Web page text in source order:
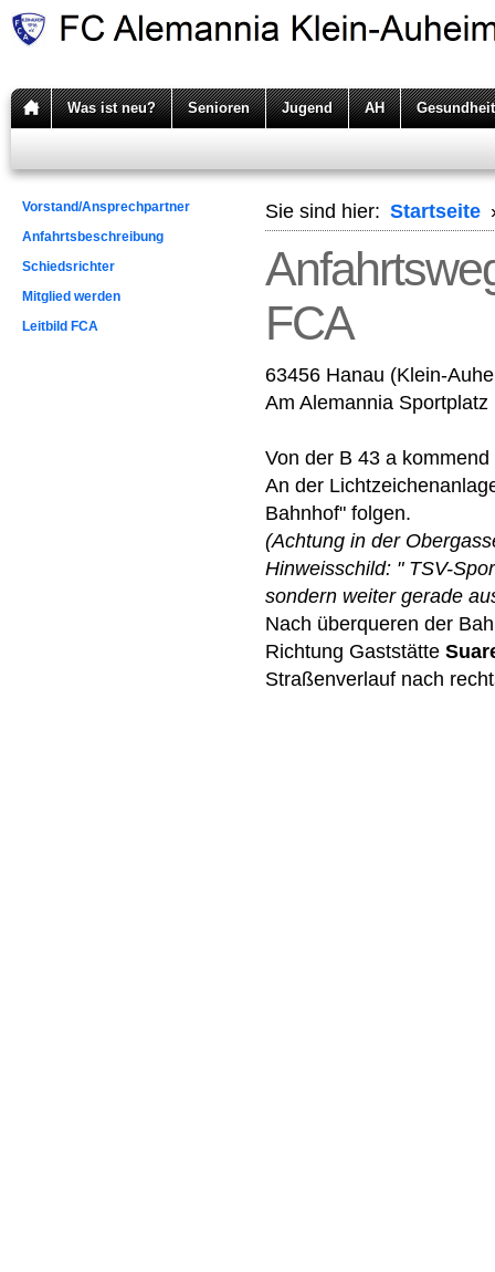
Was ist neu? Senioren Jugend AH
Vorstand/Ansprechpartner
Anfahrtsbeschreibung
Schiedsrichter
Mitglied werden
Leitbild FCA
Sie sind hier: Startseite
FCA
63456 Hanau (Klein-
Am Alemannia Sportplatz
Von der B 43 a
An der
Bahnhof" folgen.
(Achtung in der
Hinweisschild: " TSV-
sondern weiter gerade
Nach überqueren der
Richtung Gaststätte
Straßenverlauf nach